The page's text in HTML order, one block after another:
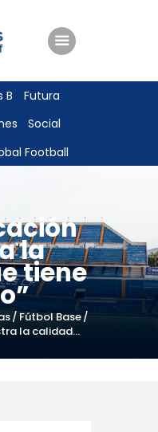
B
Futura
Social
Football
la
tiene
Fútbol Base
la calidad...